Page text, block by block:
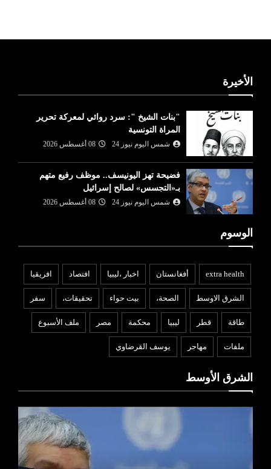
الأخيرة
"بنات الشيخ ": سرد روائي لمعركة تحرير
المراة التونسية
شمس اليوم نيوز 24 08 أغسطس 2026
فضيحة تهز اليونيسف.. موظف رفيع متهم
بـ«التجسس» لصالح إسرائيل
شمس اليوم نيوز 24 08 أغسطس 2026
الوسوم
extra health أفغانستان اخبار ،ليبيا افتصاد افريقيا
الشرق الاوسط الصحة، بيت حواء تحقيقات، سفر
طاقة قطر ليبيا محكمة مصر ملف الأسبوع
ملفات مهاجر يوسف القرضاوي
الشرق الأوسط